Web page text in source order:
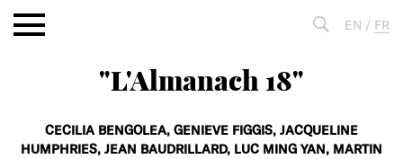
Aller
au
EN / FR
"L'Almanach 18"
CECILIA BENGOLEA, GENIEVE FIGGIS, JACQUELINE
HUMPHRIES, JEAN BAUDRILLARD, LUC MING YAN, MARTIN
search